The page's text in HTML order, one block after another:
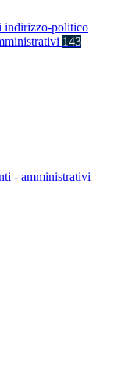
indirizzo-politico
143
- amministrativi